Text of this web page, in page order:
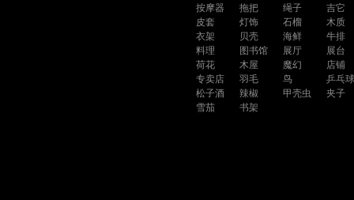
按摩器
拖把 绳子
吉它
皮套
灯饰 石榴
木质
衣架
贝壳 海鲜
牛排
料理
图书馆 展厅
展台
荷花
木屋 魔幻
店铺
专卖店
羽毛 鸟
乒乓球
松子酒
辣椒 甲壳虫
夹子
雪茄
书架